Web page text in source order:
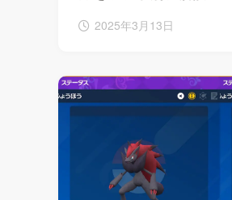
2025年3月13日